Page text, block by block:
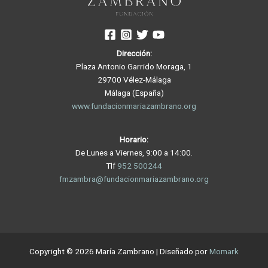
Dirección:
Plaza Antonio Garrido Moraga, 1
29700 Vélez-Málaga
Málaga (España)
www.fundacionmariazambrano.org
Horario:
De Lunes a Viernes, 9:00 a 14:00.
Tlf 952 500244
fmzambra@fundacionmariazambrano.org
Copyright © 2026 María Zambrano | Diseñado porMomark